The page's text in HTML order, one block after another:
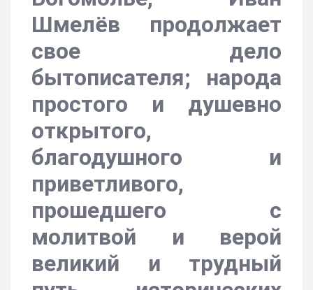
Шмелёв продолжает
свое дело
бытописателя; народа
простого и душевно
открытого,
благодушного и
приветливого,
прошедшего с
молитвой и верой
великий и трудный